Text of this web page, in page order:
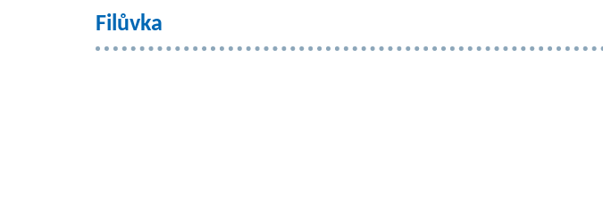
Filůvka